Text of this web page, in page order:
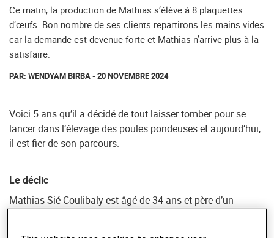
Ce matin, la production de Mathias s’élève à 8 plaquettes
d’œufs. Bon nombre de ses clients repartirons les mains vides
car la demande est devenue forte et Mathias n’arrive plus à la
satisfaire.
PAR: WENDYAM BIRBA- 20 NOVEMBRE 2024
Voici 5 ans qu’il a décidé de tout laisser tomber pour se
lancer dans l’élevage des poules pondeuses et aujourd’hui,
il est fier de son parcours.
Le déclic
Mathias Sié Coulibaly est âgé de 34 ans et père d’un